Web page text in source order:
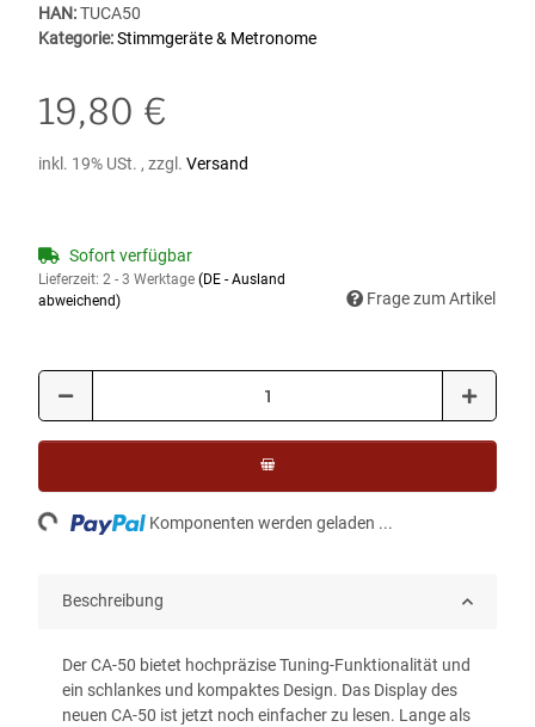
HAN:TUCA50
Kategorie:Stimmgeräte & Metronome
19,80 €
inkl. 19% USt. , zzgl. Versand
Sofort verfügbar
Lieferzeit: 2 - 3 Werktage (DE - Ausland
abweichend)
Frage zum Artikel
Komponenten werden geladen ...
Beschreibung
Der CA-50 bietet hochpräzise Tuning-Funktionalität und
ein schlankes und kompaktes Design. Das Display des
neuen CA-50 ist jetzt noch einfacher zu lesen. Lange als